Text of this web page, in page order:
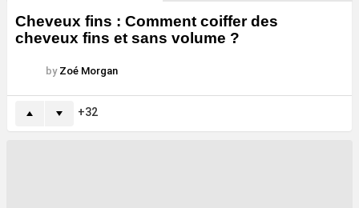
Cheveux fins : Comment coiffer des
cheveux fins et sans volume ?
by Zoé Morgan
32